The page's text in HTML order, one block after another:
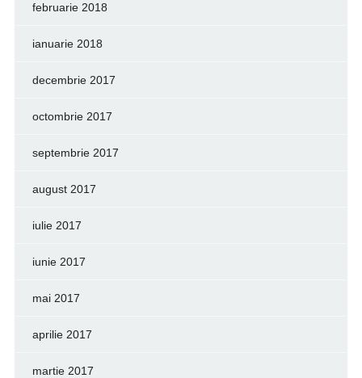
februarie 2018
ianuarie 2018
decembrie 2017
octombrie 2017
septembrie 2017
august 2017
iulie 2017
iunie 2017
mai 2017
aprilie 2017
martie 2017